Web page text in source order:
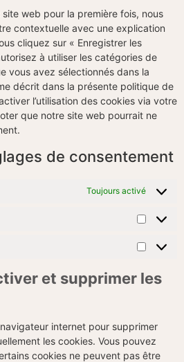
web pour la première fois, nous
contextuelle avec une explication
cliquez sur « Enregistrer les
à utiliser les catégories de
vous avez sélectionnés dans la
décrit dans la présente politique de
l’utilisation des cookies via votre
que notre site web pourrait ne
de consentement
Toujours activé
et supprimer les
internet pour supprimer
les cookies. Vous pouvez
cookies ne peuvent pas être